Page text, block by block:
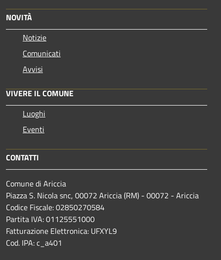
NOVITÀ
Notizie
Comunicati
Avvisi
VIVERE IL COMUNE
Luoghi
Eventi
CONTATTI
Comune di Ariccia
Piazza S. Nicola snc, 00072 Ariccia (RM) - 00072 - Ariccia
Codice Fiscale: 02850270584
Partita IVA: 01125551000
Fatturazione Elettronica: UFXYL9
Cod. IPA: c_a401